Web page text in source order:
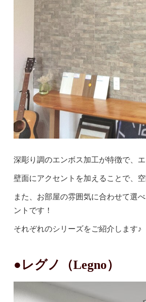
深彫り調のエンボス加工が特徴で、
壁面にアクセントを加えることで、
また、お部屋の雰囲気に合わせて選
ントです！
それぞれのシリーズをご紹介します♪
●レグノ （Legno）